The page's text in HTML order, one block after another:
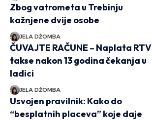
Zbog vatrometa u Trebinju
kažnjene dvije osobe
JELA DŽOMBA
ČUVAJTE RAČUNE – Naplata RTV
takse nakon 13 godina čekanja u
ladici
JELA DŽOMBA
Usvojen pravilnik: Kako do
“besplatnih placeva” koje daje